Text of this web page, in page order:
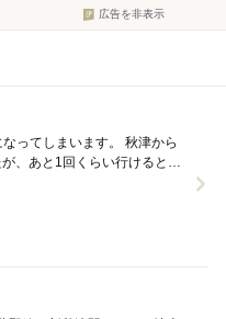
広告を非表示
まいます。 秋津から
、あと1回くらい行けるとい